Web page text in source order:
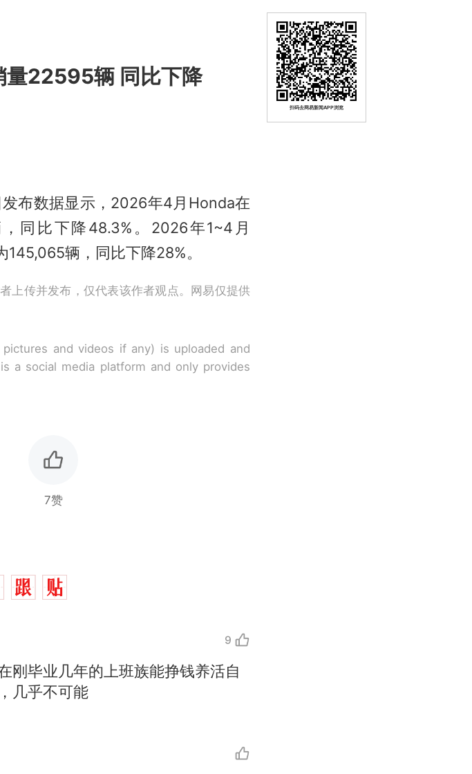
量22595辆 同比下降
布数据显示，2026年4月Honda在
同比下降48.3%。2026年1~4月
辆，同比下降28%。
上传并发布，仅代表该作者观点。网易仅提供
and videos if any) is uploaded and
a social media platform and only provides
7赞
9
刚毕业几年的上班族能挣钱养活自
几乎不可能
扫码去网易新闻APP浏览